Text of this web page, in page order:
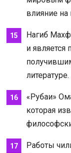
влияние на
Нагиб
и
литературе.
«Рубаи»
которая
Работы